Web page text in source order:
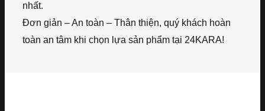
nhất.
Đơn giản – An toàn – Thân thiện, quý khách hoàn
toàn an tâm khi chọn lựa sản phẩm tại 24KARA!